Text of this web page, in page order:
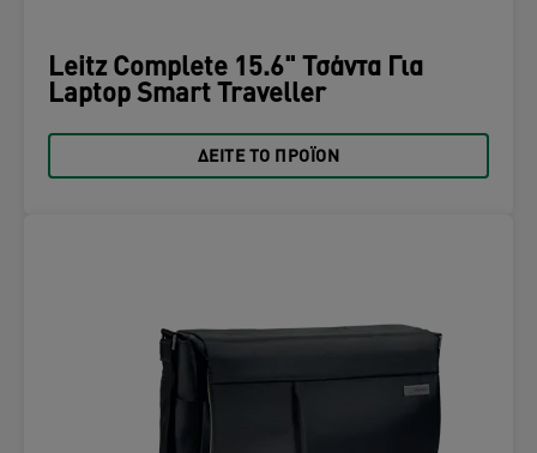
Leitz Complete 15.6" Τσάντα Για
Laptop Smart Traveller
ΔΕΊΤΕ ΤΟ ΠΡΟΪΌΝ